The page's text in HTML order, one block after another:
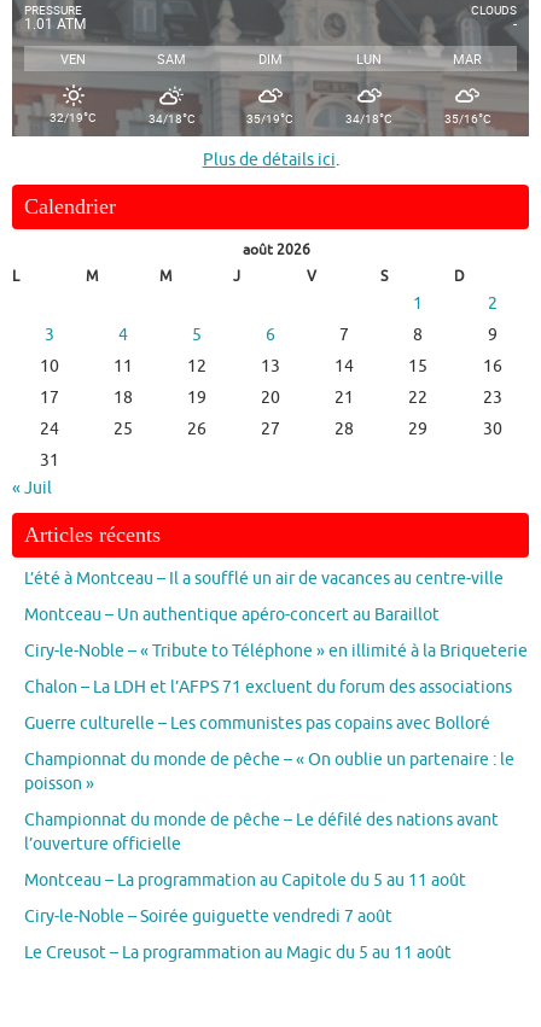
PRESSURE
1.01 ATM
CLOUDS
-
VEN SAM DIM LUN MAR
32/19°C 34/18°C 35/19°C 34/18°C 35/16°C
Plus de détails ici.
Calendrier
août 2026
L
M M J V S D
1
2
3
4 5 6 7 8
9
10
11 12 13 14 15
16
17
18 19 20 21 22
23
24
25 26 27 28 29
30
31
« Juil
Articles récents
L’été à Montceau – Il a soufflé un air de vacances au centre-ville
Montceau – Un authentique apéro-concert au Baraillot
Ciry-le-Noble – « Tribute to Téléphone » en illimité à la Briqueterie
Chalon – La LDH et l’AFPS 71 excluent du forum des associations
Guerre culturelle – Les communistes pas copains avec Bolloré
Championnat du monde de pêche – « On oublie un partenaire : le
poisson »
Championnat du monde de pêche – Le défilé des nations avant
l’ouverture officielle
Montceau – La programmation au Capitole du 5 au 11 août
Ciry-le-Noble – Soirée guiguette vendredi 7 août
Le Creusot – La programmation au Magic du 5 au 11 août